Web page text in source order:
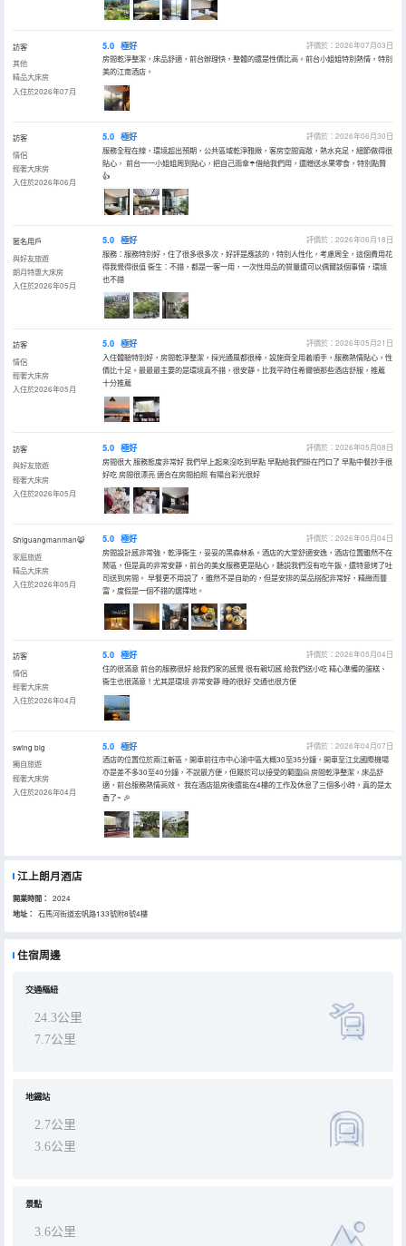
訪客
其他
精品大床房
入住於2026年07月
5.0 極好
評價於：2026年07月03日
房間乾淨整潔，床品舒適，前台辦理快，整體的還是性價比高。前台小姐姐特別熱情，特別
美的江南酒店。
訪客
情侶
輕奢大床房
入住於2026年06月
5.0 極好
評價於：2026年06月30日
服務全程在線，環境超出預期，公共區域乾淨雅緻，客房空間寬敞，熱水充足，細節做得很
貼心， 前台一一小姐姐周到貼心，把自己雨傘☂️借給我們用，還贈送水果零食，特別點贊
👍
匿名用戶
與好友旅遊
朗月特惠大床房
入住於2026年05月
5.0 極好
評價於：2026年06月18日
服務：服務特別好，住了很多很多次，好評是應該的，特別人性化，考慮周全，這個費用花
得我覺得很值 衞生：不錯，都是一客一用，一次性用品的質量還可以偶爾談個事情，環境
也不錯
訪客
情侶
輕奢大床房
入住於2026年05月
5.0 極好
評價於：2026年05月21日
入住體驗特別好，房間乾淨整潔，採光通風都很棒，設施齊全用着順手，服務熱情貼心，性
價比十足。最最最主要的是環境真不錯，很安靜。比我平時住希爾頓那些酒店舒服，推薦
十分推薦
訪客
與好友旅遊
輕奢大床房
入住於2026年05月
5.0 極好
評價於：2026年05月08日
房間很大 服務態度非常好 我們早上起來沒吃到早點 早點給我們掛在門口了 早點中餐抄手很
好吃 房間很漂亮 適合在房間拍照 有陽台彩光很好
Shiguangmanman😸
家庭旅遊
精品大床房
入住於2026年05月
5.0 極好
評價於：2026年05月04日
房間設計感非常強，乾淨衞生，妥妥的黑森林系。酒店的大堂舒適安逸，酒店位置雖然不在
鬧區，但是真的非常安靜，前台的美女服務更是貼心，聽説我們沒有吃午飯，還特意烤了吐
司送到房間。 早餐更不用説了，雖然不是自助的，但是安排的菜品搭配非常好，精緻而豐
富，度假是一個不錯的選擇地。
訪客
情侶
輕奢大床房
入住於2026年04月
5.0 極好
評價於：2026年05月04日
住的很滿意 前台的服務很好 給我們家的感覺 很有親切感 給我們送小吃 精心準備的蛋糕、
衞生也很滿意！尤其是環境 非常安靜 睡的很好 交通也很方便
swing big
獨自旅遊
輕奢大床房
入住於2026年04月
5.0 極好
評價於：2026年04月07日
酒店的位置位於兩江新區，開車前往市中心渝中區大概30至35分鐘，開車至江北國際機場
亦是差不多30至40分鐘，不說最方便，但屬於可以接受的範圍🤗 房間乾淨整潔，床品舒
適，前台服務熱情高效。 我在酒店退房後還能在4樓的工作及休息了三個多小時，真的是太
香了~ 🎉
江上朗月酒店
開業時間： 2024
地址： 石馬河街道宏帆路133號附8號4樓
住宿周邊
交通樞紐
24.3公里
7.7公里
地鐵站
2.7公里
3.6公里
景點
3.6公里